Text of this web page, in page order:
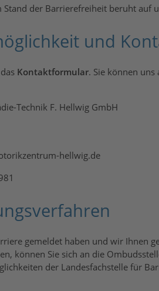
Stand der Barrierefreiheit beruht auf
und
Kontaktformular. Sie können
Technik F. Hellwig GmbH
hellwig.de
gemeldet haben und wir Ihnen
können Sie sich an die
der Landesfachstelle für